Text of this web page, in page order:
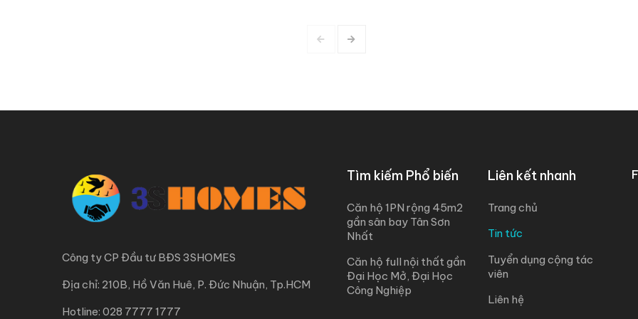
Công ty CP Đầu tư BĐS 3SHOMES
Địa chỉ: 210B, Hồ Văn Huê, P. Đức Nhuận, Tp.HCM
Hotline: 028 7777 1777
Tìm kiếm Phổ biến
Căn hộ 1PN rộng 45m2
gần sân bay Tân Sơn
Nhất
Căn hộ full nội thất gần
Đại Học Mở, Đại Học
Công Nghiệp
Liên kết nhanh
Trang chủ
Tin tức
Tuyển dụng cộng tác
viên
Liên hệ